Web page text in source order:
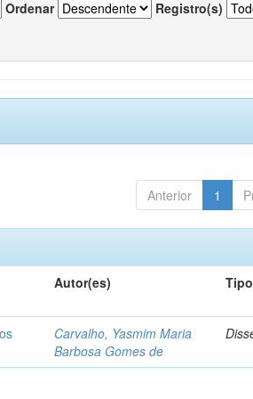
Ordenar Registro(s)
Anterior 1
Autor(es) Tipo
Carvalho, Yasmim Maria
Barbosa Gomes de